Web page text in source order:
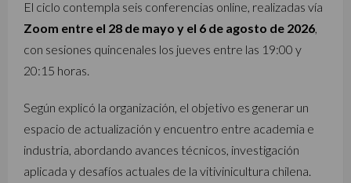
El ciclo contempla seis conferencias online, realizadas vía
Zoom entre el 28 de mayo y el 6 de agosto de 2026
con sesiones quincenales los jueves entre las 19:00 y
20:15 horas.
Según explicó la organización, el objetivo es generar un
espacio de actualización y encuentro entre academia e
industria, abordando avances técnicos, investigación
aplicada y desafíos actuales de la vitivinicultura chilena.